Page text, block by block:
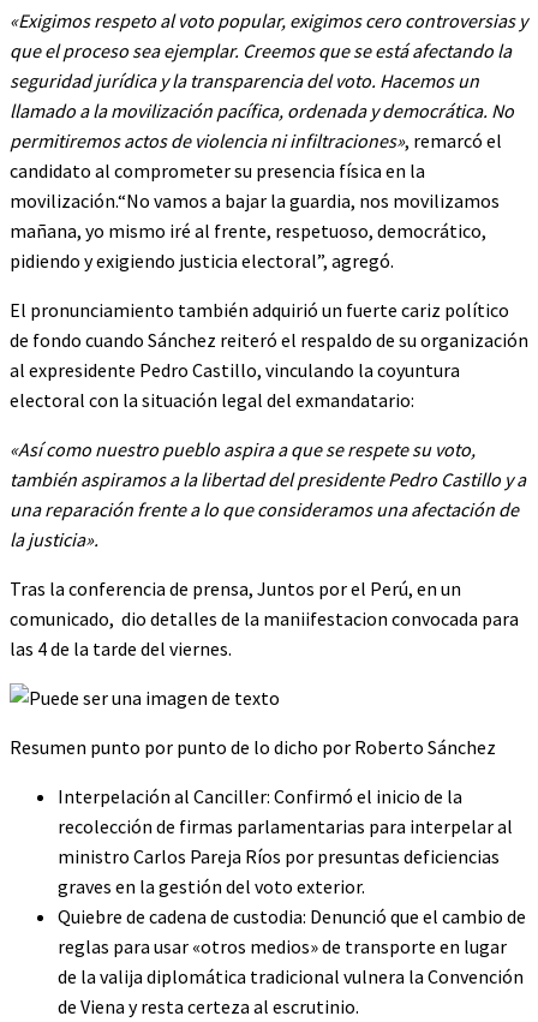
«Exigimos respeto al voto popular, exigimos cero controversias y
que el proceso sea ejemplar. Creemos que se está afectando la
seguridad jurídica y la transparencia del voto. Hacemos un
llamado a la movilización pacífica, ordenada y democrática. No
permitiremos actos de violencia ni infiltraciones», remarcó el
candidato al comprometer su presencia física en la
movilización.“No vamos a bajar la guardia, nos movilizamos
mañana, yo mismo iré al frente, respetuoso, democrático,
pidiendo y exigiendo justicia electoral”, agregó.
El pronunciamiento también adquirió un fuerte cariz político
de fondo cuando Sánchez reiteró el respaldo de su organización
al expresidente Pedro Castillo, vinculando la coyuntura
electoral con la situación legal del exmandatario:
«Así como nuestro pueblo aspira a que se respete su voto,
también aspiramos a la libertad del presidente Pedro Castillo y a
una reparación frente a lo que consideramos una afectación de
la justicia».
Tras la conferencia de prensa, Juntos por el Perú, en un
comunicado, dio detalles de la maniifestacion convocada para
las 4 de la tarde del viernes.
Resumen punto por punto de lo dicho por Roberto Sánchez
Interpelación al Canciller: Confirmó el inicio de la
recolección de firmas parlamentarias para interpelar al
ministro Carlos Pareja Ríos por presuntas deficiencias
graves en la gestión del voto exterior.
Quiebre de cadena de custodia: Denunció que el cambio de
reglas para usar «otros medios» de transporte en lugar
de la valija diplomática tradicional vulnera la Convención
de Viena y resta certeza al escrutinio.